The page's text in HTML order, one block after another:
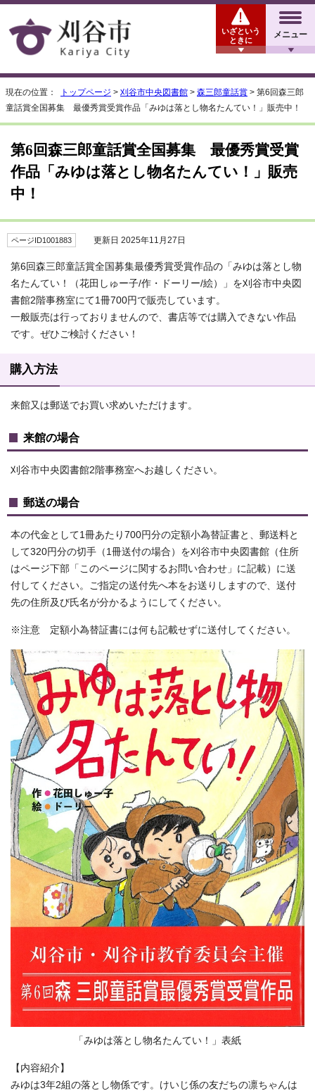
メニュー
いざという
ときに
現在の位置： トップページ > 刈谷市中央図書館 > 森三郎童話賞 > 第6回森三郎
童話賞全国募集 最優秀賞受賞作品「みゆは落とし物名たんてい！」販売中！
第6回森三郎童話賞全国募集 最優秀賞受賞
作品「みゆは落とし物名たんてい！」販売
中！
ページID1001883 更新日 2025年11月27日
第6回森三郎童話賞全国募集最優秀賞受賞作品の「みゆは落とし物
名たんてい！（花田しゅー子/作・ドーリー/絵）」を刈谷市中央図
書館2階事務室にて1冊700円で販売しています。
一般販売は行っておりませんので、書店等では購入できない作品
です。ぜひご検討ください！
購入方法
来館又は郵送でお買い求めいただけます。
来館の場合
刈谷市中央図書館2階事務室へお越しください。
郵送の場合
本の代金として1冊あたり700円分の定額小為替証書と、郵送料と
して320円分の切手（1冊送付の場合）を刈谷市中央図書館（住所
はページ下部「このページに関するお問い合わせ」に記載）に送
付してください。ご指定の送付先へ本をお送りしますので、送付
先の住所及び氏名が分かるようにしてください。
※注意 定額小為替証書には何も記載せずに送付してください。
「みゆは落とし物名たんてい！」表紙
【内容紹介】
みゆは3年2組の落とし物係です。けいじ係の友だちの凛ちゃんは